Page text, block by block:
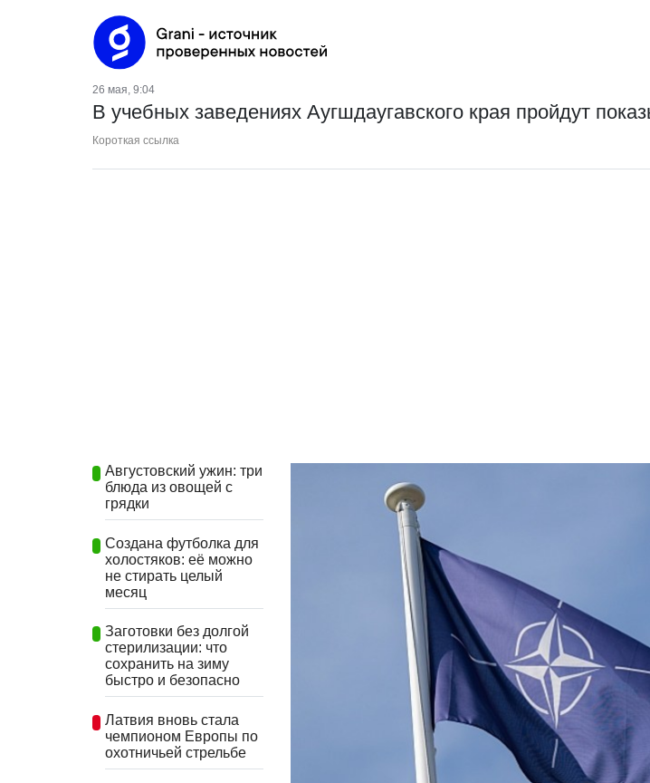
26 мая, 9:04
В учебных заведениях Аугшдаугавского края пройдут
Короткая ссылка
Августовский ужин: три
блюда из овощей с
грядки
Создана футболка для
холостяков: её можно
не стирать целый
месяц
Заготовки без долгой
стерилизации: что
сохранить на зиму
быстро и безопасно
Латвия вновь стала
чемпионом Европы по
охотничьей стрельбе